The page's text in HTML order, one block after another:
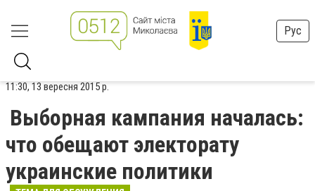
Рус
11:30, 13 вересня 2015 р.
Выборная кампания началась:
что обещают электорату
украинские политики